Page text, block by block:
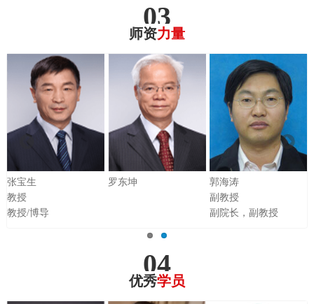
03
师资力量
张宝生
教授
教授/博导
罗东坤
郭海涛
副教授
副院长，副教授
04
优秀学员